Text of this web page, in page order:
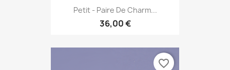
Petit - Paire De Charm...
36,00 €
favorite_border